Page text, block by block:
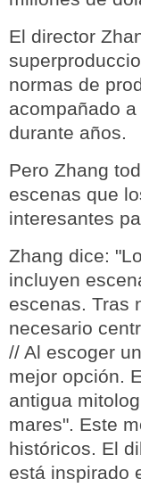
El director
normas de
acompañado
durante años.
Pero Zhang
escenas que
interesantes
Zhang dice:
incluyen
escenas. Tras
necesario
// Al escoger
mejor opción.
antigua
mares". Este
históricos. El
está inspirado